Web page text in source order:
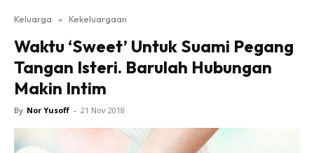
Keluarga » Kekeluargaan
Waktu ‘Sweet’ Untuk Suami Pegang
Tangan Isteri. Barulah Hubungan
Makin Intim
By Nor Yusoff - 21 Nov 2018